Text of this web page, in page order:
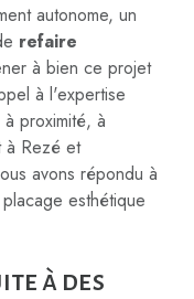
autonome, un
refaire
à bien ce projet
à l'expertise
proximité, à
à Rezé et
avons répondu à
esthétique
à des